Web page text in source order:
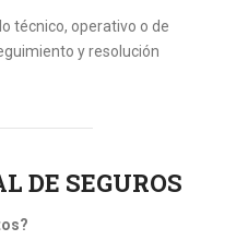
técnico, operativo o de
y resolución
DE SEGUROS